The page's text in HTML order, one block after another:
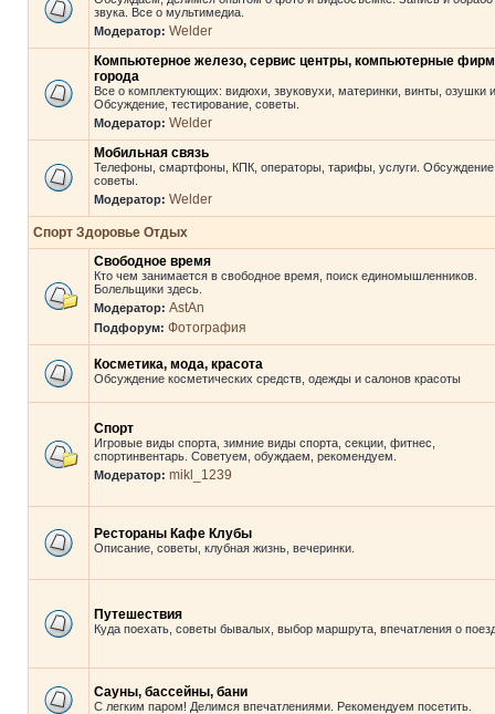
звука. Все о мультимедиа.
Модератор: Welder
Компьютерное железо, сервис центры, компьютерные
города
Все о комплектующих: видюхи, звуковухи, материнки, винты, озушки
Обсуждение, тестирование, советы.
Модератор: Welder
Мобильная связь
Телефоны, смартфоны, КПК, операторы, тарифы, услуги.
советы.
Модератор: Welder
Спорт Здоровье Отдых
Свободное время
Кто чем занимается в свободное время, поиск единомышленников.
Болельщики здесь.
Модератор: AstAn
Подфорум: Фотография
Косметика, мода, красота
Обсуждение косметических средств, одежды и салонов красоты
Спорт
Игровые виды спорта, зимние виды спорта, секции, фитнес,
спортинвентарь. Советуем, обуждаем, рекомендуем.
Модератор: mikl_1239
Рестораны Кафе Клубы
Описание, советы, клубная жизнь, вечеринки.
Путешествия
Куда поехать, советы бывалых, выбор маршрута, впечатления о
Сауны, бассейны, бани
С легким паром! Делимся впечатлениями. Рекомендуем посетить.